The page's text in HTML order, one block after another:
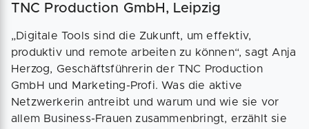
TNC Production GmbH, Leipzig
„Digitale Tools sind die Zukunft, um effektiv,
produktiv und remote arbeiten zu können“, sagt Anja
Herzog, Geschäftsführerin der TNC Production
GmbH und Marketing-Profi. Was die aktive
Netzwerkerin antreibt und warum und wie sie vor
allem Business-Frauen zusammenbringt, erzählt sie